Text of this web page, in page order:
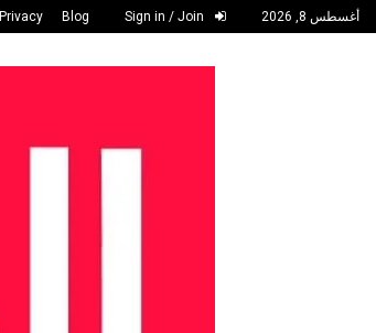
أغسطس 8, 2026 Blog
Privacy